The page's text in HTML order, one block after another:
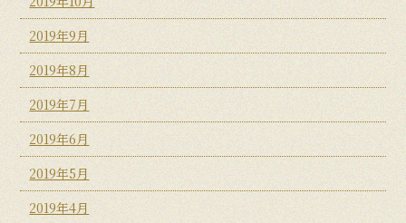
2019年9月
2019年8月
2019年7月
2019年6月
2019年5月
2019年4月